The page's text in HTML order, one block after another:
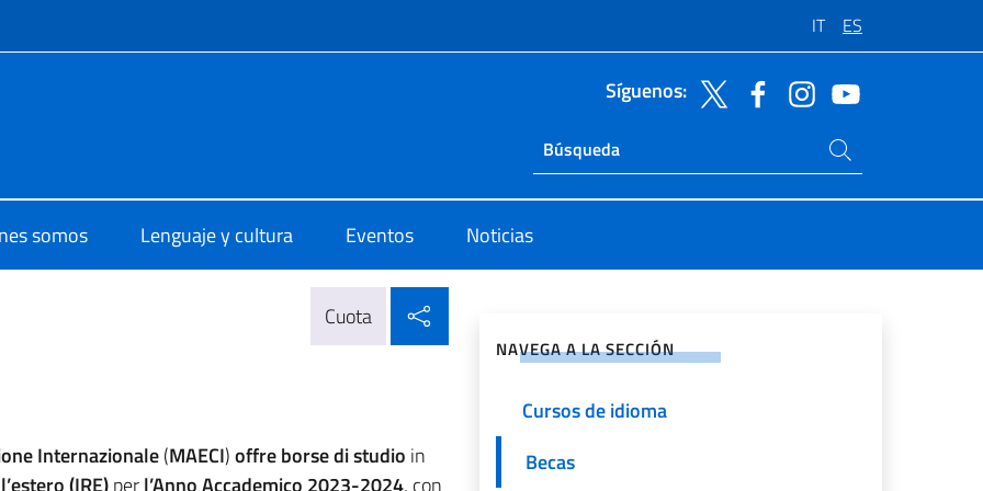
IT ES
sociales y menú Síguenos:
Ricerca sito live
Buscar en el sitio
somos Lenguaje y cultura Eventos Noticias
Cuota
Internazionale(MAECI)offre borse di studio in
(IRE)perl’Anno Accademico 2023-2024, con
NAVEGA A LA SECCIÓN
Cursos de idioma
Becas